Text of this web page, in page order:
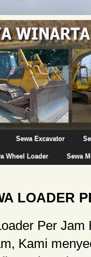
Sewa Excavator
Wheel Loader Sewa
LOADER
Per Jam
Kami